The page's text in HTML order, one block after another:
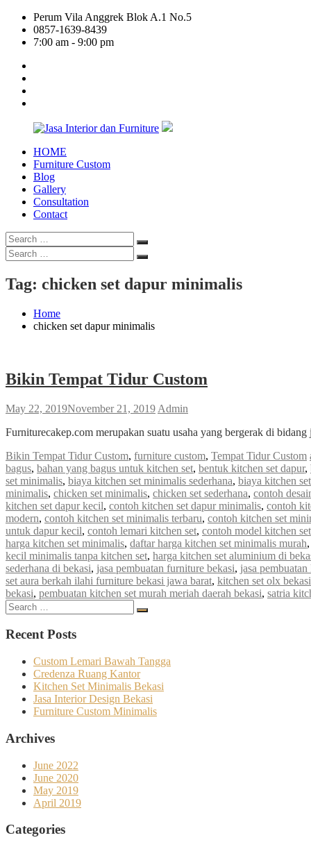
Skip
content
Perum Vila Anggrek Blok A.1 No.5
0857-1639-8439
7:00 am - 9:00 pm
Jasa
Interior
Furniture
HOME
Furniture Custom
Blog
Gallery
Consultation
Contact
Search
for:
Search
Search
for:
Search
Tag: chicken set dapur minimalis
Home
chicken set dapur minimalis
Bikin Tempat Tidur Custom
May 22, 2019November 21, 2019 Admin
Furniturecakep.com merupakan suatu usaha yang bergerak di
Bikin Tempat Tidur Custom, furniture custom, Tempat Tidur Custom
bagus, bahan yang bagus untuk kitchen set, bentuk kitchen set dapur,
set minimalis, biaya kitchen set minimalis sederhana, biaya kitchen
minimalis, chicken set minimalis, chicken set sederhana, contoh
kitchen set dapur kecil, contoh kitchen set dapur minimalis, contoh
modern, contoh kitchen set minimalis terbaru, contoh kitchen set
untuk dapur kecil, contoh lemari kitchen set, contoh model kitchen set
harga kitchen set minimalis, daftar harga kitchen set minimalis murah,
kecil minimalis tanpa kitchen set, harga kitchen set aluminium di
sederhana di bekasi, jasa pembuatan furniture bekasi, jasa
set aura berkah ilahi furniture bekasi jawa barat, kitchen set olx bekasi
bekasi, pembuatan kitchen set murah meriah daerah bekasi, satria
Search
for:
Search
Recent Posts
Custom Lemari Bawah Tangga
Credenza Ruang Kantor
Kitchen Set Minimalis Bekasi
Jasa Interior Design Bekasi
Furniture Custom Minimalis
Archives
June 2022
June 2020
May 2019
April 2019
Categories